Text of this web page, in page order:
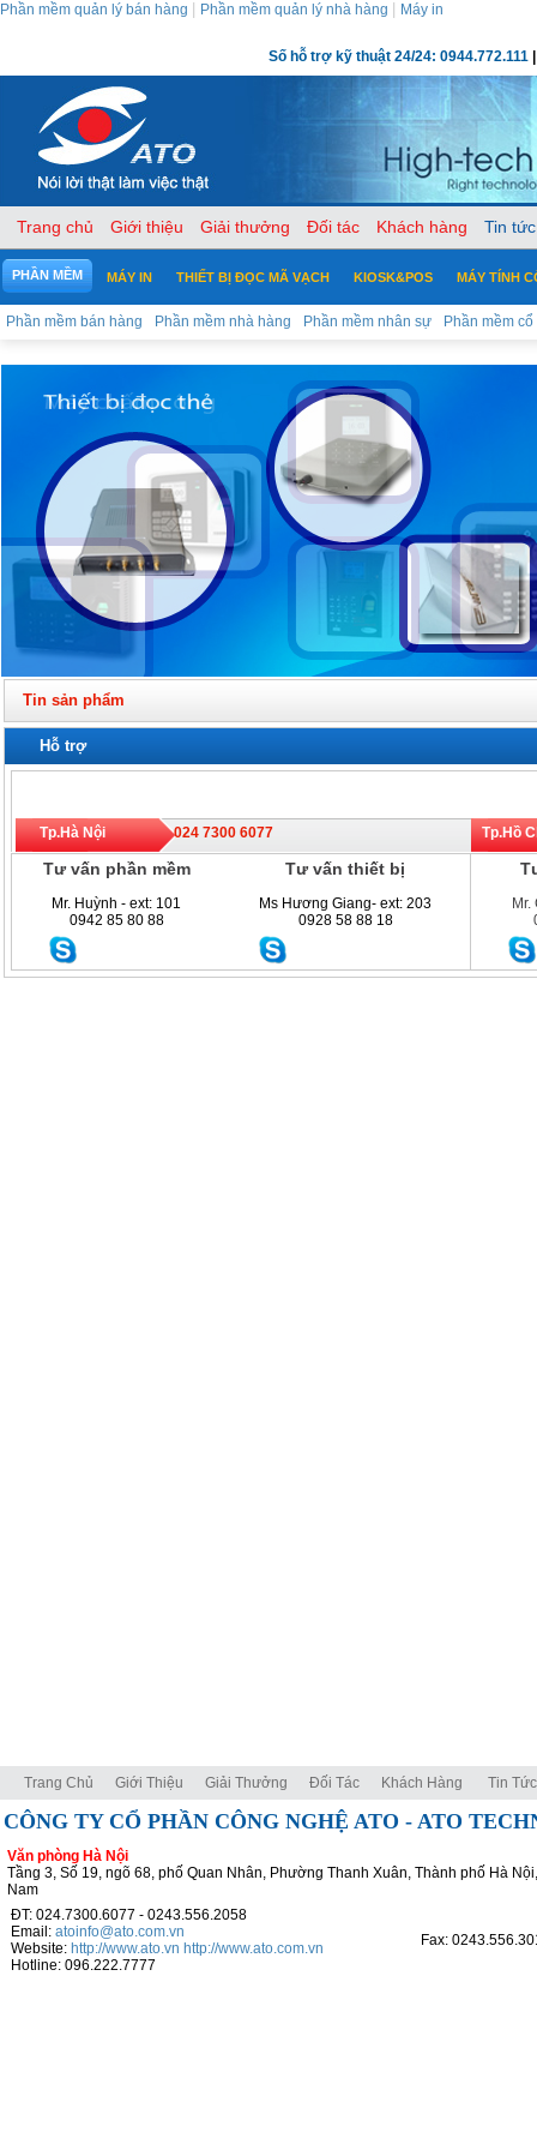
Phần mềm quản lý bán hàng Phần mềm quản lý nhà hàng Máy in
Số hỗ trợ kỹ thuật 24/24: 0944.772.111
Trang chủ Giới thiệu Giải thưởng Đối tác Khách hàng Tin tức
PHẦN MỀM
Phần mềm bán hàng Phần mềm nhà hàng Phần mềm nhân sự Phần mềm
MÁY IN THIẾT BỊ ĐỌC MÃ VẠCH KIOSK&POS MÁY TÍNH
Tin sản phẩm
Hỗ trợ
Tp.Hà Nội 024 7300 6077 Tp.Hồ
Tư vấn phần mềm Tư vấn thiết bị
Mr. Huỳnh - ext: 101
0942 85 80 88
Ms Hương Giang- ext: 203
0928 58 88 18
Trang Chủ Giới Thiệu Giải Thưởng Đối Tác Khách Hàng Tin Tức
CÔNG TY CỔ PHẦN CÔNG NGHỆ ATO - ATO
Văn phòng Hà Nội
Tầng 3, Số 19, ngõ 68, phố Quan Nhân, Phường Thanh Xuân, Thành phố Hà
Nam
ĐT: 024.7300.6077 - 0243.556.2058
Email: atoinfo@ato.com.vn
Website: http://www.ato.vn http://www.ato.com.vn
Hotline: 096.222.7777
Fax: